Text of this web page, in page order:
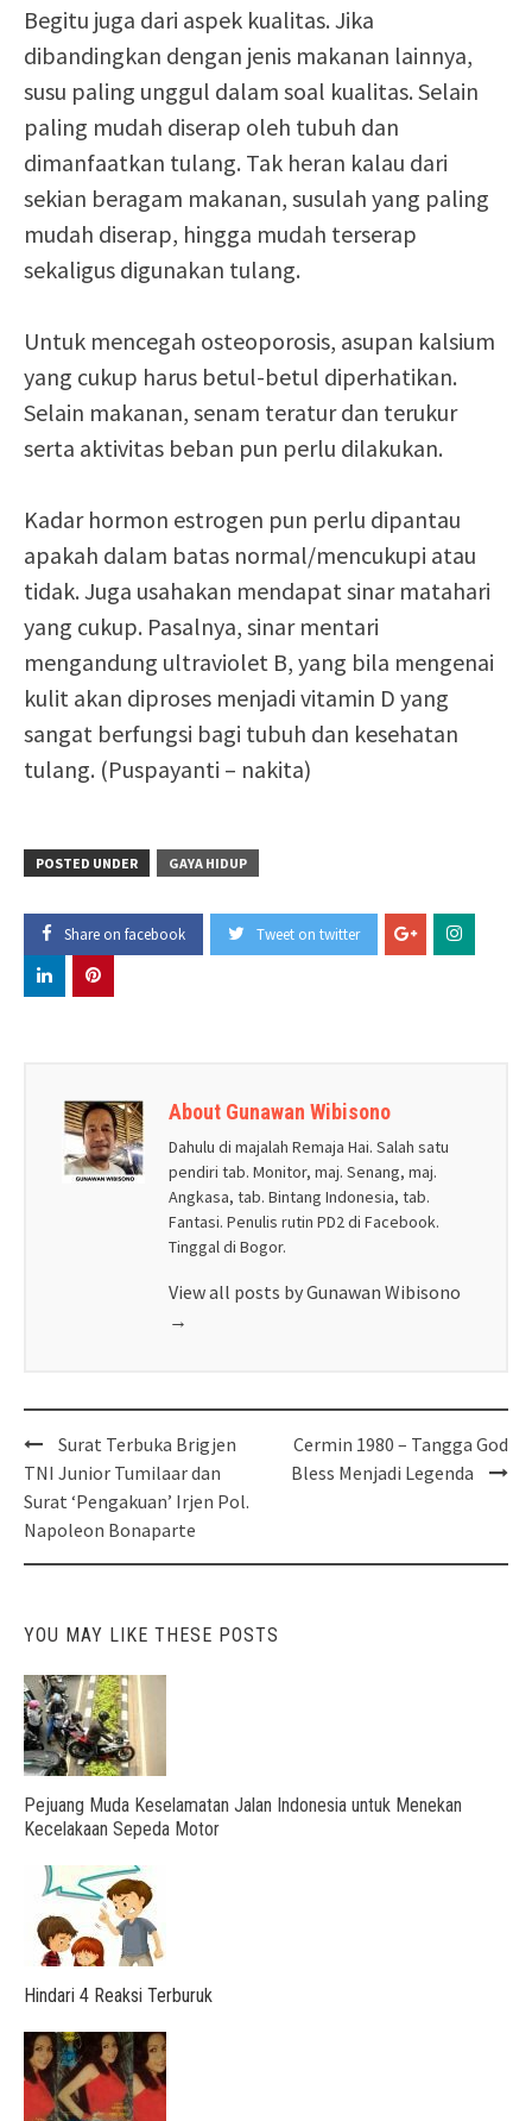
Begitu juga dari aspek kualitas. Jika
dibandingkan dengan jenis makanan lainnya,
susu paling unggul dalam soal kualitas. Selain
paling mudah diserap oleh tubuh dan
dimanfaatkan tulang. Tak heran kalau dari
sekian beragam makanan, susulah yang paling
mudah diserap, hingga mudah terserap
sekaligus digunakan tulang.
Untuk mencegah osteoporosis, asupan kalsium
yang cukup harus betul-betul diperhatikan.
Selain makanan, senam teratur dan terukur
serta aktivitas beban pun perlu dilakukan.
Kadar hormon estrogen pun perlu dipantau
apakah dalam batas normal/mencukupi atau
tidak. Juga usahakan mendapat sinar matahari
yang cukup. Pasalnya, sinar mentari
mengandung ultraviolet B, yang bila mengenai
kulit akan diproses menjadi vitamin D yang
sangat berfungsi bagi tubuh dan kesehatan
tulang. (Puspayanti – nakita)
POSTED UNDER GAYA HIDUP
Share on facebook Tweet on twitter
About Gunawan Wibisono
Dahulu di majalah Remaja Hai. Salah satu
pendiri tab. Monitor, maj. Senang, maj.
Angkasa, tab. Bintang Indonesia, tab.
Fantasi. Penulis rutin PD2 di Facebook.
Tinggal di Bogor.
View all posts by Gunawan Wibisono
→
Post
navigation
Surat Terbuka Brigjen
TNI Junior Tumilaar dan
Surat ‘Pengakuan’ Irjen Pol.
Napoleon Bonaparte
Cermin 1980 – Tangga God
Bless Menjadi Legenda
YOU MAY LIKE THESE POSTS
Pejuang Muda Keselamatan Jalan Indonesia untuk Menekan
Kecelakaan Sepeda Motor
Hindari 4 Reaksi Terburuk